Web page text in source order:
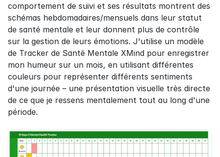
comportement de suivi et ses résultats montrent des
schémas hebdomadaires/mensuels dans leur statut
de santé mentale et leur donnent plus de contrôle
sur la gestion de leurs émotions. J'utilise un modèle
de Tracker de Santé Mentale XMind pour enregistrer
mon humeur sur un mois, en utilisant différentes
couleurs pour représenter différents sentiments
d'une journée – une présentation visuelle très directe
de ce que je ressens mentalement tout au long d'une
période.